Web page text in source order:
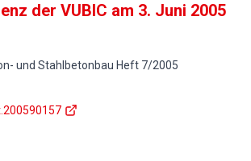
der VUBIC am 3. Juni 2005
und Stahlbetonbau Heft 7/2005